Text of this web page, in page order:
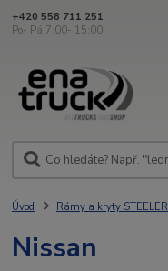
+420 558 711 251
Po- Pá 7:00- 15:00
Úvod Rámy a kryty STEELER
Nissan